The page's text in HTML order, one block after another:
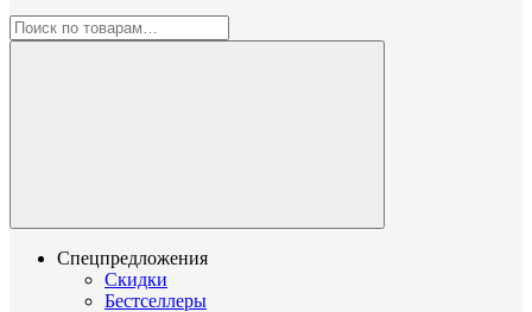
Спецпредложения
Скидки
Бестселлеры